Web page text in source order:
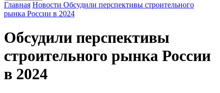
Главная Новости Обсудили перспективы строительного
рынка России в 2024
Обсудили перспективы
строительного рынка России
в 2024